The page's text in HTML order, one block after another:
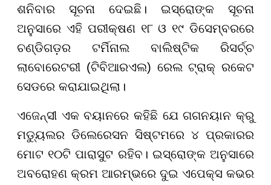
ଶନିବାର ସୂଚନା ଦେଇଛି। ଇସ୍ରୋଙ୍କ ସୂଚନା
ଅନୁସାରେ ଏହି ପରୀକ୍ଷଣ ୧୮ ଓ ୧୯ ଡିସେମ୍ବରରେ
ଚଣ୍ଡିଗଡ଼ର ଟର୍ମିନାଲ ବାଲିଷ୍ଟିକ ରିସର୍ଚ୍ଚ
ଲାବୋରେଟରୀ (ଟିବିଆରଏଲ) ରେଲ ଟ୍ରାକ୍ ରକେଟ
ସେଡରେ କରାଯାଇଥିଲା।
ଏଜେନ୍ସୀ ଏକ ବୟାନରେ କହିଛି ଯେ ଗଗନୟାନ କ୍ରୁ
ମଡ୍ୟୁଲର ଡିଲେରେସନ ସିଷ୍ଟମରେ ୪ ପ୍ରକାରର
ମୋଟ ୧୦ଟି ପାରାସୁଟ ରହିବ। ଇସ୍ରୋଙ୍କ ଅନୁସାରେ
ଅବରୋହଣ କ୍ରମ ଆରମ୍ଭରେ ଦୁଇ ଏପେକ୍ସ କଭର